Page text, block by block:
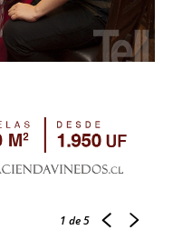
1 de 5